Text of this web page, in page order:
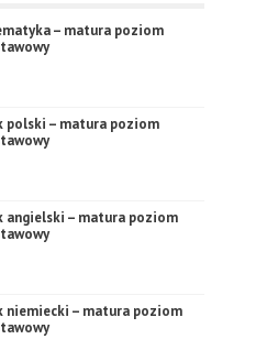
– matura poziom
polski – matura poziom
angielski – matura poziom
niemiecki – matura poziom